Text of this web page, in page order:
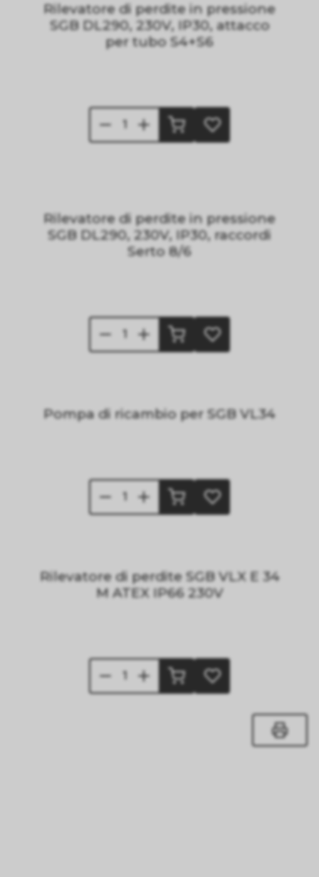
Rilevatore di perdite in pressione
SGB DL290, 230V, IP30, attacco
per tubo S4+S6
Rilevatore di perdite in pressione
SGB DL290, 230V, IP30, raccordi
Serto 8/6
Pompa di ricambio per SGB VL34
Rilevatore di perdite SGB VLX E 34
M ATEX IP66 230V